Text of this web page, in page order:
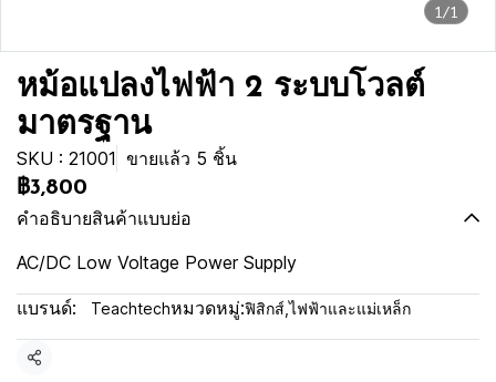
1/1
หม้อแปลงไฟฟ้า 2 ระบบโวลต์
มาตรฐาน
SKU : 21001 ขายแล้ว 5 ชิ้น
฿3,800
คำอธิบายสินค้าแบบย่อ
AC/DC Low Voltage Power Supply
แบรนด์: Teachtechหมวดหมู่:ฟิสิกส์ ,ไฟฟ้าและแม่เหล็ก
แชร์